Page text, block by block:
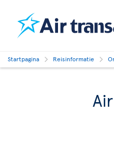
Startpagina Reisinformatie